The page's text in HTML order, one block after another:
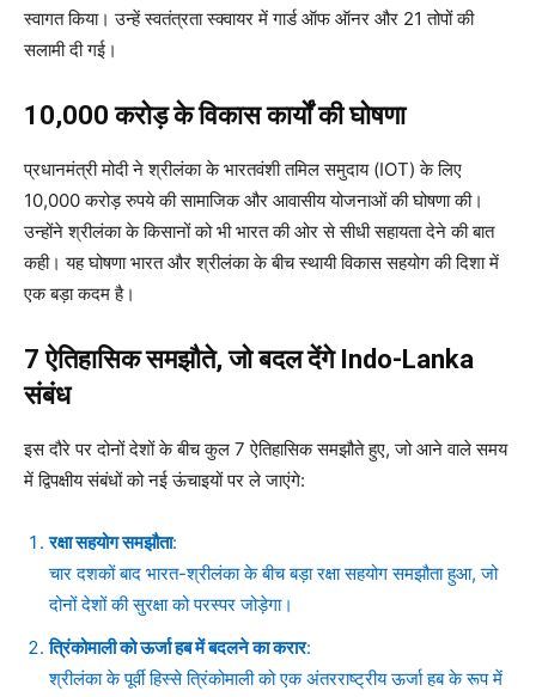
स्वागत किया। उन्हें स्वतंत्रता स्क्वायर में गार्ड ऑफ ऑनर और 21 तोपों की
सलामी दी गई।
10,000 करोड़ के विकास कार्यों की घोषणा
प्रधानमंत्री मोदी ने श्रीलंका के भारतवंशी तमिल समुदाय (IOT) के लिए
10,000 करोड़ रुपये की सामाजिक और आवासीय योजनाओं की घोषणा की।
उन्होंने श्रीलंका के किसानों को भी भारत की ओर से सीधी सहायता देने की बात
कही। यह घोषणा भारत और श्रीलंका के बीच स्थायी विकास सहयोग की दिशा में
एक बड़ा कदम है।
7 ऐतिहासिक समझौते, जो बदल देंगे Indo-Lanka
संबंध
इस दौरे पर दोनों देशों के बीच कुल 7 ऐतिहासिक समझौते हुए, जो आने वाले समय
में द्विपक्षीय संबंधों को नई ऊंचाइयों पर ले जाएंगे:
रक्षा सहयोग समझौता:
चार दशकों बाद भारत-श्रीलंका के बीच बड़ा रक्षा सहयोग समझौता हुआ, जो
दोनों देशों की सुरक्षा को परस्पर जोड़ेगा।
त्रिंकोमाली को ऊर्जा हब में बदलने का करार:
श्रीलंका के पूर्वी हिस्से त्रिंकोमाली को एक अंतरराष्ट्रीय ऊर्जा हब के रूप में